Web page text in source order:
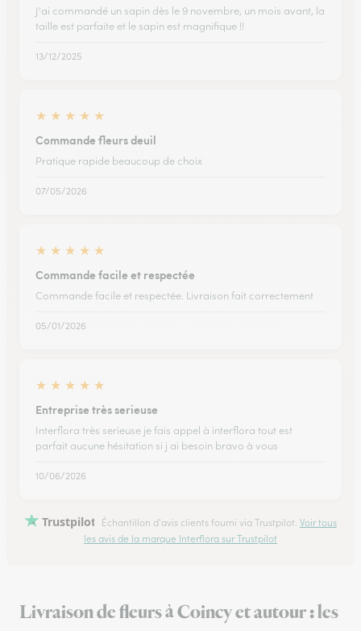
J'ai commandé un sapin dès le 9 novembre, un mois avant, la
taille est parfaite et le sapin est magnifique !!
13/12/2025
★ ★ ★ ★ ★
Commande fleurs deuil
Pratique rapide beaucoup de choix
07/05/2026
★ ★ ★ ★ ★
Commande facile et respectée
Commande facile et respectée. Livraison fait correctement
05/01/2026
★ ★ ★ ★ ★
Entreprise très serieuse
Interflora très serieuse je fais appel à interflora tout est
parfait aucune hésitation si j ai besoin bravo à vous
10/06/2026
Trustpilot Échantillon d'avis clients fourni via Trustpilot. Voir tous
les avis de la marque Interflora sur Trustpilot
Livraison de fleurs à Coincy et autour : les